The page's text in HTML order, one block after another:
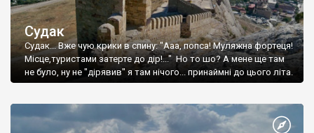
Судак
Судак... Вже чую крики в спину: "Ааа, попса! Муляжна фортеця!
Місце,туристами затерте до дір!..." Но то шо? А мене ще там
не було, ну не "дірявив" я там нічого... принаймні до цього літа.